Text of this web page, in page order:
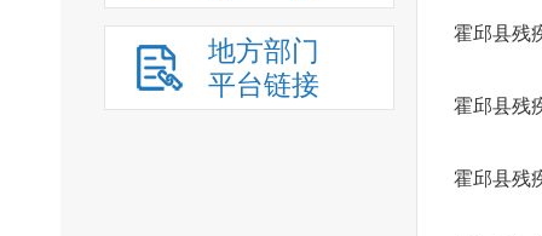
地方部门
平台链接
霍邱县残
霍邱县残
霍邱县残